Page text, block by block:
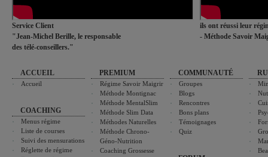
Service Client
"Jean-Michel Berille, le responsable
des télé-conseillers."
ils ont réussi leur
- Méthode Savoir
ACCUEIL
Accueil
COACHING
Menus régime
Liste de courses
Suivi des mensurations
Réglette de régime
PREMIUM
Régime Savoir Maigrir
Méthode Montignac
Méthode MentalSlim
Méthode Slim Data
Méthodes Naturelles
Méthode Chrono-
Géno-Nutrition
Coaching Grossesse
COMMUNAUTÉ
Groupes
Blogs
Rencontres
Bons plans
Témoignages
Quiz